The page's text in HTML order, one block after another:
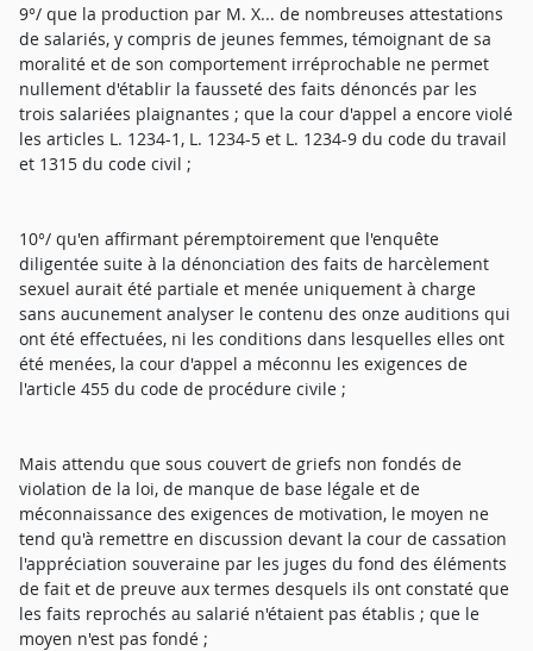
9°/ que la production par M. X... de nombreuses attestations
de salariés, y compris de jeunes femmes, témoignant de sa
moralité et de son comportement irréprochable ne permet
nullement d'établir la fausseté des faits dénoncés par les
trois salariées plaignantes ; que la cour d'appel a encore violé
les articles L. 1234-1, L. 1234-5 et L. 1234-9 du code du travail
et 1315 du code civil ;
10°/ qu'en affirmant péremptoirement que l'enquête
diligentée suite à la dénonciation des faits de harcèlement
sexuel aurait été partiale et menée uniquement à charge
sans aucunement analyser le contenu des onze auditions qui
ont été effectuées, ni les conditions dans lesquelles elles ont
été menées, la cour d'appel a méconnu les exigences de
l'article 455 du code de procédure civile ;
Mais attendu que sous couvert de griefs non fondés de
violation de la loi, de manque de base légale et de
méconnaissance des exigences de motivation, le moyen ne
tend qu'à remettre en discussion devant la cour de cassation
l'appréciation souveraine par les juges du fond des éléments
de fait et de preuve aux termes desquels ils ont constaté que
les faits reprochés au salarié n'étaient pas établis ; que le
moyen n'est pas fondé ;